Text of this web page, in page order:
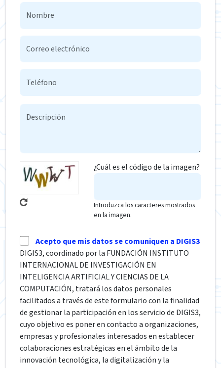
¿Cuál es el código de la imagen?
Introduzca los caracteres mostrados
en la imagen.
Acepto que mis datos se comuniquen a DIGIS3
DIGIS3, coordinado por la FUNDACIÓN INSTITUTO
INTERNACIONAL DE INVESTIGACIÓN EN
INTELIGENCIA ARTIFICIAL Y CIENCIAS DE LA
COMPUTACIÓN, tratará los datos personales
facilitados a través de este formulario con la finalidad
de gestionar la participación en los servicio de DIGIS3,
cuyo objetivo es poner en contacto a organizaciones,
empresas y profesionales interesados en establecer
colaboraciones estratégicas en el ámbito de la
innovación tecnológica, la digitalización y la